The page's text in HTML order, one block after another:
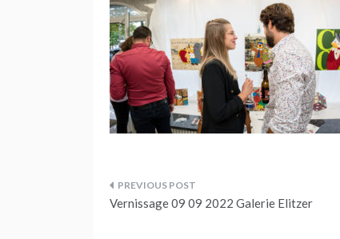
Beitragsnavigation
Vernissage 09 09 2022 Galerie Elitzer